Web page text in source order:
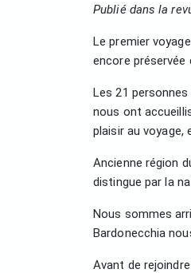
Publié dans la
Le premier
encore
Les 21
nous ont
plaisir au voyage,
Ancienne région
distingue par la
Nous sommes
Bardonecchia
Avant de